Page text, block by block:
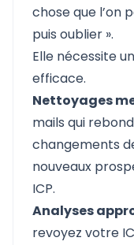
chose que l’on
puis oublier ».
Elle nécessite
efficace.
Nettoyages
mails qui
changements
nouveaux
ICP.
Analyses
revoyez votre